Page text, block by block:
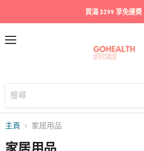
買滿 $299 享免運費
主頁 家居用品
家居用品